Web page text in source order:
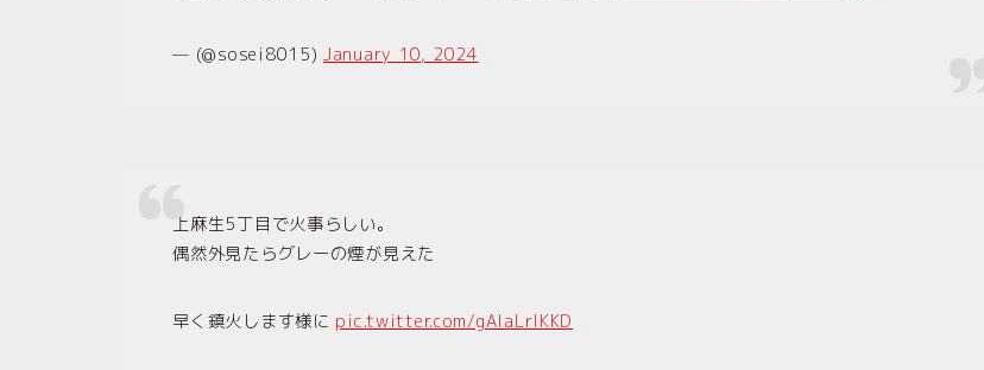
— (@sosei8015) January 10, 2024
上麻生5丁目で火事らしい。
偶然外見たらグレーの煙が見えた
早く鎮火します様に pic.twitter.com/gAIaLrIKKD